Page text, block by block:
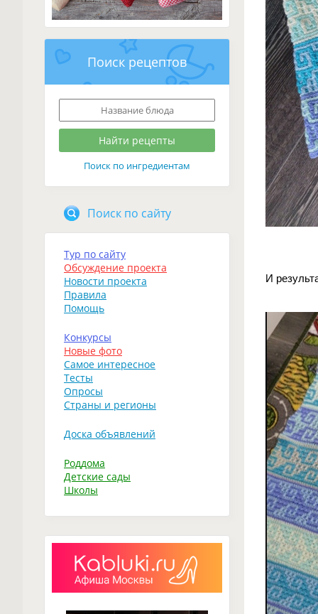
И
Поиск рецептов
Поиск по ингредиентам
Поиск по сайту
Тур по сайту
Обсуждение проекта
Новости проекта
Правила
Помощь
Конкурсы
Новые фото
Самое интересное
Тесты
Опросы
Страны и регионы
Доска объявлений
Роддома
Детские сады
Школы